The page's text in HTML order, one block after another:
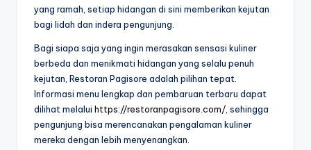
yang ramah, setiap hidangan di sini memberikan kejutan
bagi lidah dan indera pengunjung.
Bagi siapa saja yang ingin merasakan sensasi kuliner
berbeda dan menikmati hidangan yang selalu penuh
kejutan, Restoran Pagisore adalah pilihan tepat.
Informasi menu lengkap dan pembaruan terbaru dapat
dilihat melalui https://restoranpagisore.com/ , sehingga
pengunjung bisa merencanakan pengalaman kuliner
mereka dengan lebih menyenangkan.